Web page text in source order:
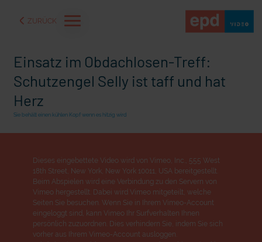
ZURÜCK
oder "Deppen der "Wir bauen Cherson wieder auf" - Optimismus in der
Einsatz im Obdachlosen-Treff:
Schutzengel Selly ist taff und hat
Herz
Sie behält einen kühlen Kopf wenn es hitzig wird
Dieses eingebettete Video wird von Vimeo, Inc., 555 West
18th Street, New York, New York 10011, USA bereitgestellt.
Beim Abspielen wird eine Verbindung zu den Servern von
Vimeo hergestellt. Dabei wird Vimeo mitgeteilt, welche
Seiten Sie besuchen. Wenn Sie in Ihrem Vimeo-Account
eingeloggt sind, kann Vimeo Ihr Surfverhalten Ihnen
persönlich zuzuordnen. Dies verhindern Sie, indem Sie sich
vorher aus Ihrem Vimeo-Account ausloggen.